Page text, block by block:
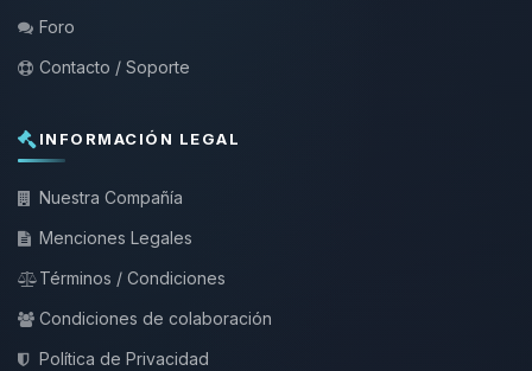
Foro
Contacto / Soporte
INFORMACIÓN LEGAL
Nuestra Compañía
Menciones Legales
Términos / Condiciones
Condiciones de colaboración
Política de Privacidad